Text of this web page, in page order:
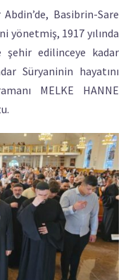
Abdin’de, Basibrin-Sare
yönetmiş, 1917 yılında
şehir edilinceye kadar
Süryaninin hayatını
MELKE HANNE